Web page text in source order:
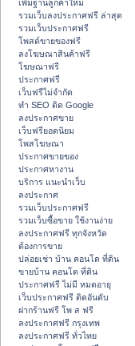
เพิ่มฐานลูกค้าใหม่
รวมเว็บลงประกาศฟรี ล่าสุด
รวมเว็บประกาศฟรี
โพสต์ขายของฟรี
ลงโฆษณาสินค้าฟรี
โฆษณาฟรี
ประกาศฟรี
เว็บฟรีไม่จำกัด
ทำ SEO ติด Google
ลงประกาศขาย
เว็บฟรียอดนิยม
โพสโฆษณา
ประกาศขายของ
ประกาศหางาน
บริการ แนะนำเว็บ
ลงประกาศ
รวมเว็บประกาศฟรี
รวมเว็บซื้อขาย ใช้งานง่าย
ลงประกาศฟรี ทุกจังหวัด
ต้องการขาย
ปล่อยเช่า บ้าน คอนโด ที่ดิน
ขายบ้าน คอนโด ที่ดิน
ประกาศฟรี ไม่มี หมดอายุ
เว็บประกาศฟรี ติดอันดับ
ฝากร้านฟรี โพ ส ฟรี
ลงประกาศฟรี กรุงเทพ
ลงประกาศฟรี ทั่วไทย